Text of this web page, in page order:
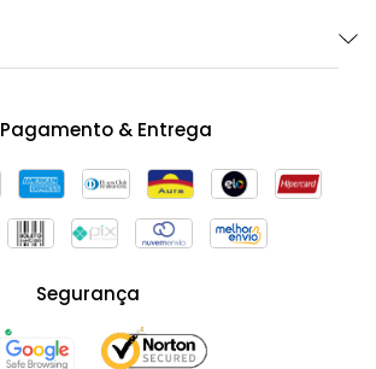
Pagamento & Entrega
Segurança